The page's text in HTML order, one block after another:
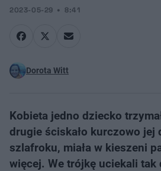
2023-05-29 8:41
Dorota Witt
Kobieta jedno dziecko
drugie ściskało kurczowo jej
szlafroku, miała w kieszeni
więcej. We trójkę uciekali tak